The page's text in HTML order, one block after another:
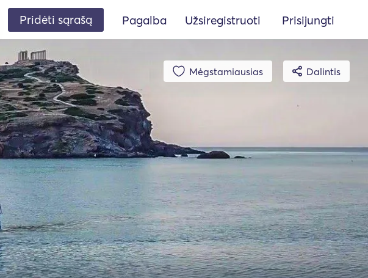
Pridėti sąrašą Pagalba Užsiregistruoti Prisijungti
Mėgstamiausias Dalintis